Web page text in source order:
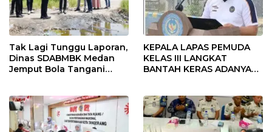
Tak Lagi Tunggu Laporan,
Dinas SDABMBK Medan
Jemput Bola Tangani
KEPALA LAPAS PEMUDA
KELAS III LANGKAT
BANTAH KERAS ADANYA
TENTANG SINDIKAT
PENIPU PENJUALAN EMAS